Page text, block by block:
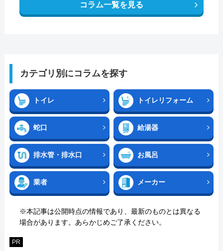
コラム一覧を見る
カテゴリ別にコラムを探す
トイレ トイレリフォーム
蛇口 給湯器
排水管・排水口 お風呂
業者 メーカー
※本記事は公開時点の情報であり、最新のものとは異なる
場合があります。あらかじめご了承ください。
PR